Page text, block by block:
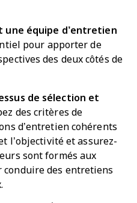
une équipe d’entretien
pour apporter de
des deux côtés de
de sélection et
des critères de
d’entretien cohérents
l’objectivité et assurez-
sont formés aux
conduire des entretiens